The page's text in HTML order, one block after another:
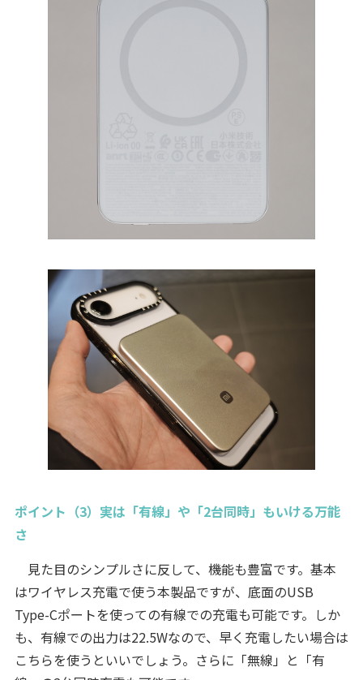
ポイント（3）実は「有線」や「2台同時」もいける万能
さ
見た目のシンプルさに反して、機能も豊富です。基本
はワイヤレス充電で使う本製品ですが、底面のUSB
Type-Cポートを使っての有線での充電も可能です。しか
も、有線での出力は22.5Wなので、早く充電したい場合は
こちらを使うといいでしょう。さらに「無線」と「有